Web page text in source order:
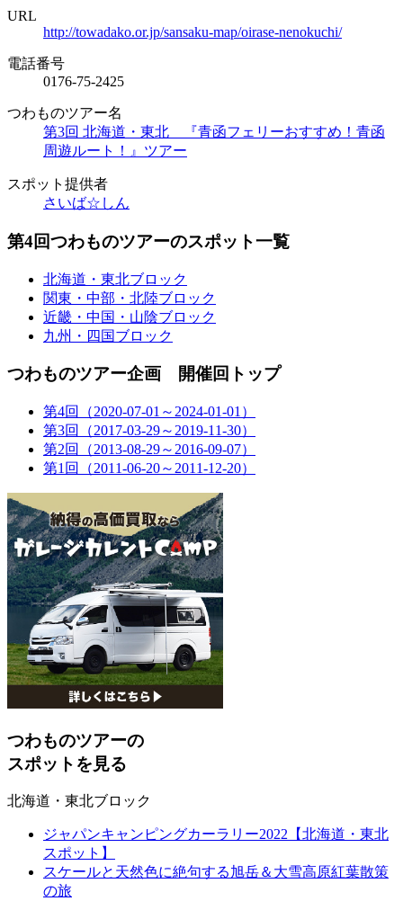
URL
http://towadako.or.jp/sansaku-map/oirase-nenokuchi/
電話番号
0176-75-2425
つわものツアー名
第3回 北海道・東北 『青函フェリーおすすめ！青函
周遊ルート！』ツアー
スポット提供者
さいば☆しん
第4回つわものツアーのスポット一覧
北海道・東北ブロック
関東・中部・北陸ブロック
近畿・中国・山陰ブロック
九州・四国ブロック
つわものツアー企画 開催回トップ
第4回（2020-07-01～2024-01-01）
第3回（2017-03-29～2019-11-30）
第2回（2013-08-29～2016-09-07）
第1回（2011-06-20～2011-12-20）
つわものツアーの
スポットを見る
北海道・東北ブロック
ジャパンキャンピングカーラリー2022【北海道・東北
スポット】
スケールと天然色に絶句する旭岳＆大雪高原紅葉散策
の旅